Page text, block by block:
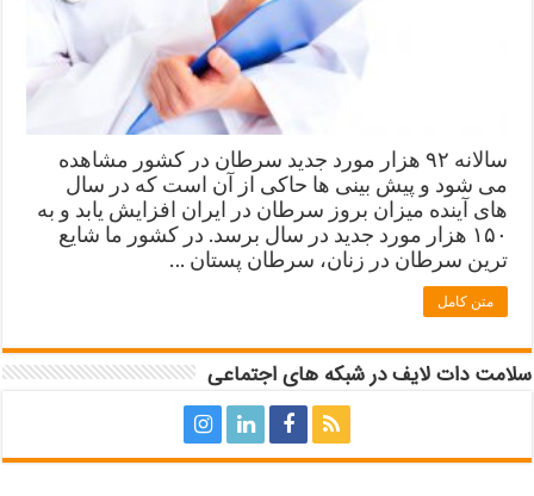
سالانه ۹۲ هزار مورد جدید سرطان در کشور مشاهده
می شود و پیش بینی ها حاکی از آن است که در سال
های آینده میزان بروز سرطان در ایران افزایش یابد و به
۱۵۰ هزار مورد جدید در سال برسد. در کشور ما شایع
ترین سرطان در زنان، سرطان پستان …
متن کامل
سلامت دات لایف در شبکه های اجتماعی